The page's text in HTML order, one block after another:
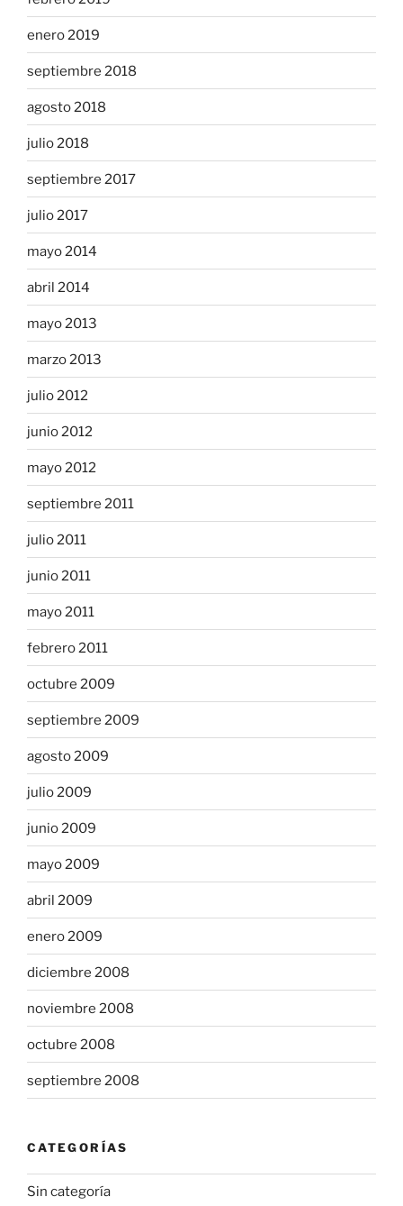
enero 2019
septiembre 2018
agosto 2018
julio 2018
septiembre 2017
julio 2017
mayo 2014
abril 2014
mayo 2013
marzo 2013
julio 2012
junio 2012
mayo 2012
septiembre 2011
julio 2011
junio 2011
mayo 2011
febrero 2011
octubre 2009
septiembre 2009
agosto 2009
julio 2009
junio 2009
mayo 2009
abril 2009
enero 2009
diciembre 2008
noviembre 2008
octubre 2008
septiembre 2008
CATEGORÍAS
Sin categoría